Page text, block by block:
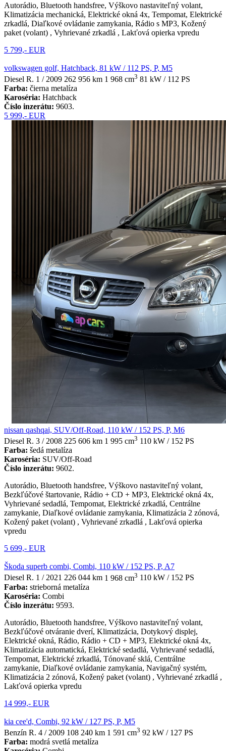
Autorádio, Bluetooth handsfree, Výškovo nastaviteľný volant,
Klimatizácia mechanická, Elektrické okná 4x, Tempomat, Elektrické
zrkadlá, Diaľkové ovládanie zamykania, Rádio s MP3, Kožený
paket (volant) , Vyhrievané zrkadlá , Lakťová opierka vpredu
5 799,- EUR
volkswagen golf, Hatchback, 81 kW / 112 PS, P, M5
Diesel R. 1 / 2009 262 956 km 1 968 cm3 81 kW / 112 PS
Farba: čierna metalíza
Karoséria: Hatchback
Číslo inzerátu: 9603.
5 999,- EUR
nissan qashqai, SUV/Off-Road, 110 kW / 152 PS, P, M6
Diesel R. 3 / 2008 225 606 km 1 995 cm3 110 kW / 152 PS
Farba: šedá metalíza
Karoséria: SUV/Off-Road
Číslo inzerátu: 9602.
Autorádio, Bluetooth handsfree, Výškovo nastaviteľný volant,
Bezkľúčové štartovanie, Rádio + CD + MP3, Elektrické okná 4x,
Vyhrievané sedadlá, Tempomat, Elektrické zrkadlá, Centrálne
zamykanie, Diaľkové ovládanie zamykania, Klimatizácia 2 zónová,
Kožený paket (volant) , Vyhrievané zrkadlá , Lakťová opierka
vpredu
5 699,- EUR
Škoda superb combi, Combi, 110 kW / 152 PS, P, A7
Diesel R. 1 / 2021 226 044 km 1 968 cm3 110 kW / 152 PS
Farba: strieborná metalíza
Karoséria: Combi
Číslo inzerátu: 9593.
Autorádio, Bluetooth handsfree, Výškovo nastaviteľný volant,
Bezkľúčové otváranie dverí, Klimatizácia, Dotykový displej,
Elektrické okná, Rádio, Rádio + CD + MP3, Elektrické okná 4x,
Klimatizácia automatická, Elektrické sedadlá, Vyhrievané sedadlá,
Tempomat, Elektrické zrkadlá, Tónované sklá, Centrálne
zamykanie, Diaľkové ovládanie zamykania, Navigačný systém,
Klimatizácia 2 zónová, Kožený paket (volant) , Vyhrievané zrkadlá ,
Lakťová opierka vpredu
14 999,- EUR
kia cee'd, Combi, 92 kW / 127 PS, P, M5
Benzín R. 4 / 2009 108 240 km 1 591 cm3 92 kW / 127 PS
Farba: modrá svetlá metalíza